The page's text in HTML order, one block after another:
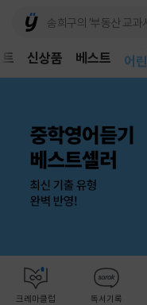
신상품 베스트
어
독
크레마클럽 독서기록